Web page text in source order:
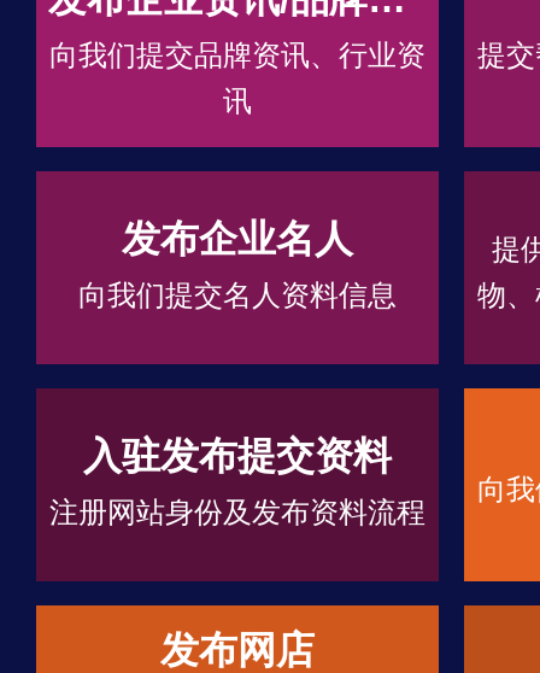
向我们提交品牌资讯、行业资
讯
提
发布企业名人
向我们提交名人资料信息
提
物
入驻发布提交资料
注册网站身份及发布资料流程
向
发布网店